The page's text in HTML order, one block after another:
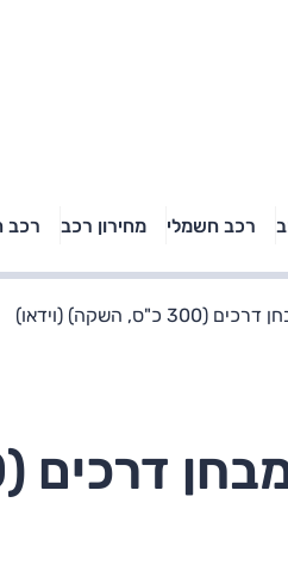
רכב חשמלי מחירון רכב רכב
טויוטה
ספורטאז' לונג
הנייר ועל הכביש
השקה) (וידאו)